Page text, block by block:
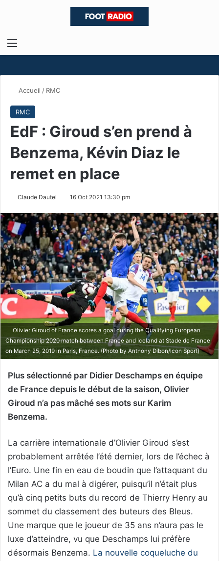
Menu
Accueil / RMC
RMC
EdF : Giroud s’en prend à
Benzema, Kévin Diaz le
remet en place
Claude Dautel 16 Oct 2021 13:30 pm
Olivier Giroud of France scores a goal during the Qualifying European
Championship 2020 match between France and Iceland at Stade de France
on March 25, 2019 in Paris, France. (Photo by Anthony Dibon/Icon Sport)
Plus sélectionné par Didier Deschamps en équipe
de France depuis le début de la saison, Olivier
Giroud n’a pas mâché ses mots sur Karim
Benzema.
La carrière internationale d’Olivier Giroud s’est
probablement arrêtée l’été dernier, lors de l’échec à
l’Euro. Une fin en eau de boudin que l’attaquant du
Milan AC a du mal à digérer, puisqu’il n’était plus
qu’à cinq petits buts du record de Thierry Henry au
sommet du classement des buteurs des Bleus.
Une marque que le joueur de 35 ans n’aura pas le
luxe d’atteindre, vu que Deschamps lui préfère
désormais Benzema. La nouvelle coqueluche du